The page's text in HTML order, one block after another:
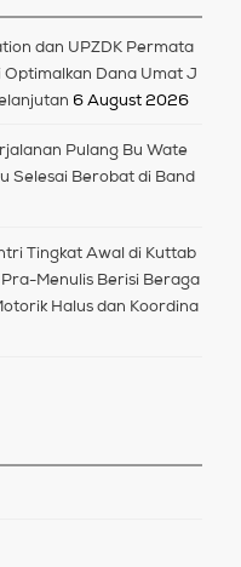
dan UPZDK Permata
Optimalkan Dana Umat J
6 August 2026
Pulang Bu Wate
Selesai Berobat di Band
Tingkat Awal di Kuttab
Menulis Berisi Beraga
Halus dan Koordina